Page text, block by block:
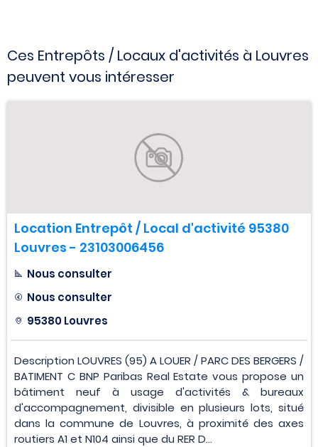
Ces Entrepôts / Locaux d'activités à Louvres
peuvent vous intéresser
Location Entrepôt / Local d'activité 95380
Louvres - 23103006456
Nous consulter
Nous consulter
95380 Louvres
Description LOUVRES (95) A LOUER / PARC DES BERGERS /
BATIMENT C BNP Paribas Real Estate vous propose un
bâtiment neuf à usage d'activités & bureaux
d'accompagnement, divisible en plusieurs lots, situé
dans la commune de Louvres, à proximité des axes
routiers A1 et N104 ainsi que du RER D...